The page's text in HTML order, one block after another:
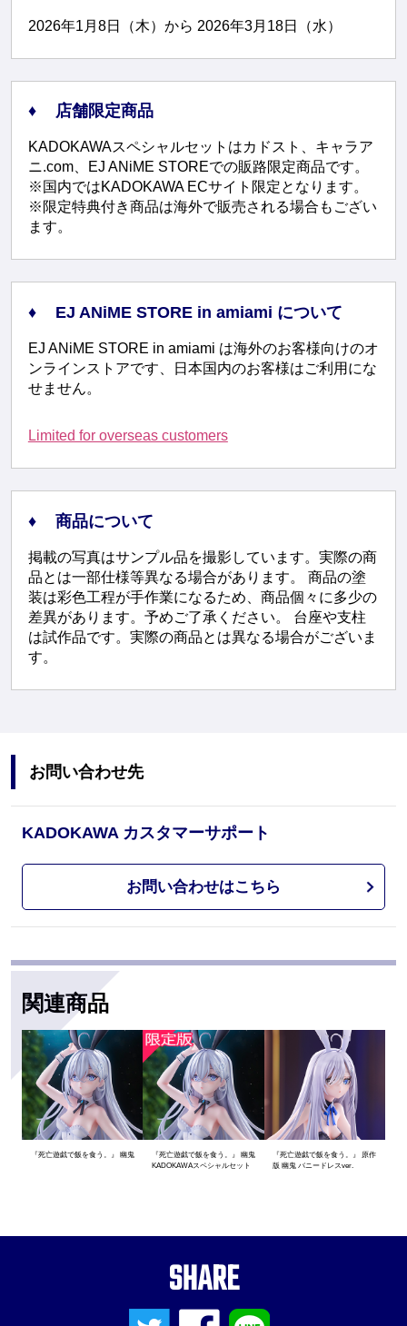
2026年1月8日（木）から 2026年3月18日（水）
店舗限定商品
KADOKAWAスペシャルセットはカドスト、キャラア
ニ.com、EJ ANiME STOREでの販路限定商品です。
※国内ではKADOKAWA ECサイト限定となります。
※限定特典付き商品は海外で販売される場合もござい
ます。
EJ ANiME STORE in amiami について
EJ ANiME STORE in amiami は海外のお客様向けのオ
ンラインストアです、日本国内のお客様はご利用にな
せません。
Limited for overseas customers
商品について
掲載の写真はサンプル品を撮影しています。実際の商
品とは一部仕様等異なる場合があります。 商品の塗
装は彩色工程が手作業になるため、商品個々に多少の
差異があります。予めご了承ください。 台座や支柱
は試作品です。実際の商品とは異なる場合がございま
す。
お問い合わせ先
KADOKAWA カスタマーサポート
お問い合わせはこちら
関連商品
『死亡遊戯で飯を食う。』 幽鬼
『死亡遊戯で飯を食う。』 幽鬼
KADOKAWAスペシャルセット
『死亡遊戯で飯を食う。』 原作
版 幽鬼 バニードレスver.
SHARE